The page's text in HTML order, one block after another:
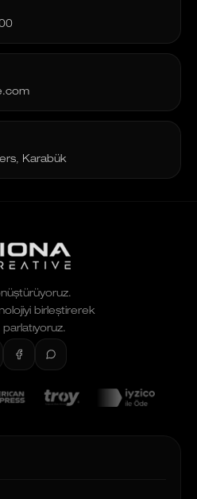
Karabük
birleştirerek
parlatıyoruz.